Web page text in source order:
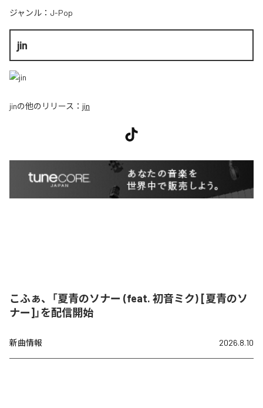
ジャンル： J-Pop
jin
jinの他のリリース： jin
こふぁ、「夏青のソナー (feat. 初音ミク) [夏青のソ
ナー]」を配信開始
新曲情報 2026.8.10